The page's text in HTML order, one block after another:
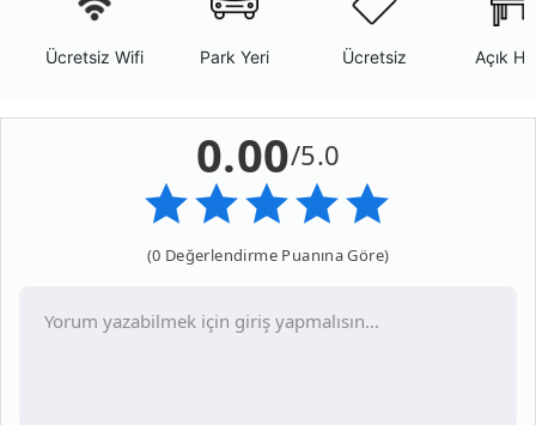
Ücretsiz Wifi Park Yeri Ücretsiz Açık
0.00/5.0
(0 Değerlendirme Puanına Göre)